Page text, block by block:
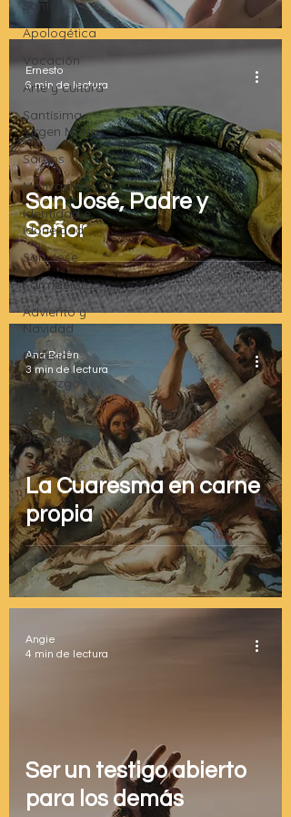
Santa
Apologética
Vocación
Arte y cultura
Santísima
Virgen María
Santos
Motivación
Identidad e
idoneidad
San José
Formación
Adviento y
Navidad
Soltería
Noviazgo
Liturgia
Devoción
San José, Padre y
Señor
Ernesto
6 min de lectura
La Cuaresma en carne
propia
Ana Belén
3 min de lectura
Ser un testigo abierto
para los demás
Angie
4 min de lectura